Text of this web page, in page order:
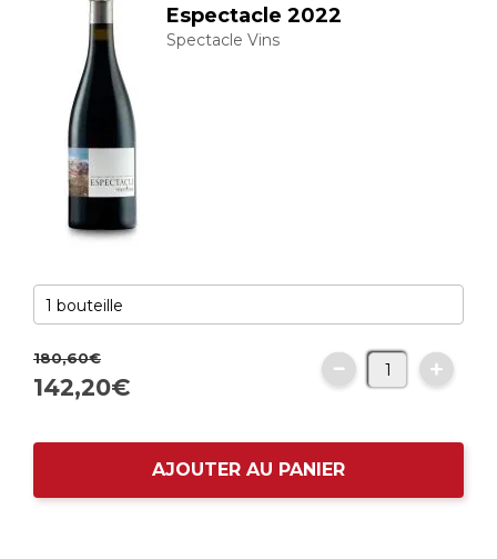
Espectacle 2022
Spectacle Vins
180,60€
142,20€
AJOUTER AU PANIER